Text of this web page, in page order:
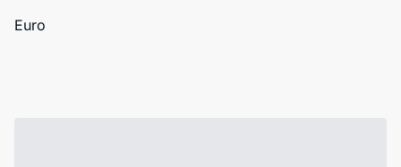
Euro